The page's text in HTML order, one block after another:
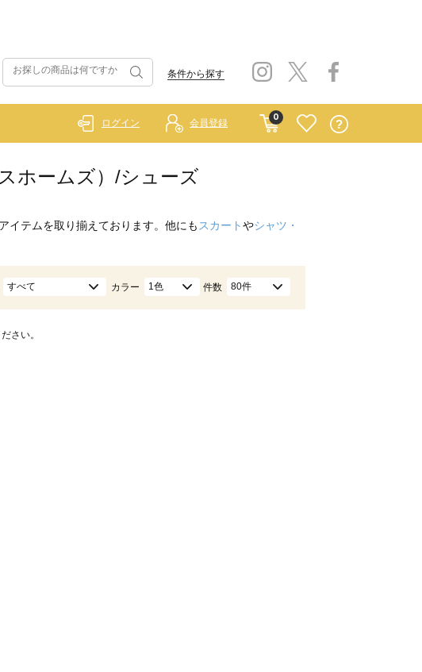
条件から探す
0
ログイン 会員登録
ホームズ）/シューズ
イテムを取り揃えております。他にも スカートやシャツ・
すべて カラー 1色 件数 80件
さい。